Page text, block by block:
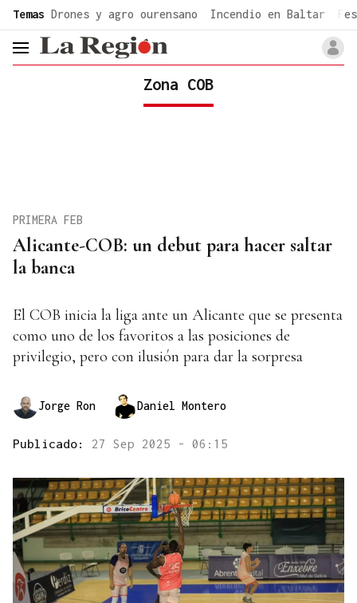
Temas Drones y agro ourensano Incendio en Baltar
header.menu.open
Zona COB
Alicante-COB: un debut para hacer saltar
la banca
PRIMERA FEB
El COB inicia la liga ante un Alicante que se presenta
como uno de los favoritos a las posiciones de
privilegio, pero con ilusión para dar la sorpresa
Jorge Ron Daniel Montero
Publicado: 27 Sep 2025 - 06:15